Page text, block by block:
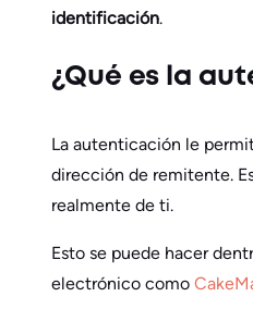
identificación.
¿Qué es la
La autenticación le
dirección de remitente.
realmente de ti.
Esto se puede hacer
electrónico como